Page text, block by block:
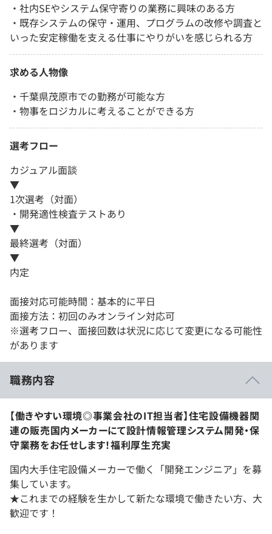
・社内SEやシステム保守寄りの業務に興味のある方
・既存システムの保守・運用、プログラムの改修や調査と
いった安定稼働を支える仕事にやりがいを感じられる方
求める人物像
・千葉県茂原市での勤務が可能な方
・物事をロジカルに考えることができる方
選考フロー
カジュアル面談
▼
1次選考（対面）
・開発適性検査テストあり
▼
最終選考（対面）
▼
内定
面接対応可能時間：基本的に平日
面接方法：初回のみオンライン対応可
※選考フロー、面接回数は状況に応じて変更になる可能性
があります
職務内容
【働きやすい環境◎事業会社のIT担当者】住宅設備機器関
連の販売国内メーカーにて設計情報管理システム開発・保
守業務をお任せします！福利厚生充実
国内大手住宅設備メーカーで働く「開発エンジニア」を募
集しています。
★これまでの経験を生かして新たな環境で働きたい方、大
歓迎です！